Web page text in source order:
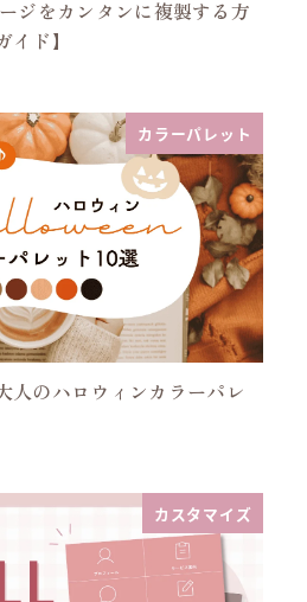
ジをカンタンに複製する方
ド】
カラーパレット
のハロウィンカラーパレ
カスタマイズ